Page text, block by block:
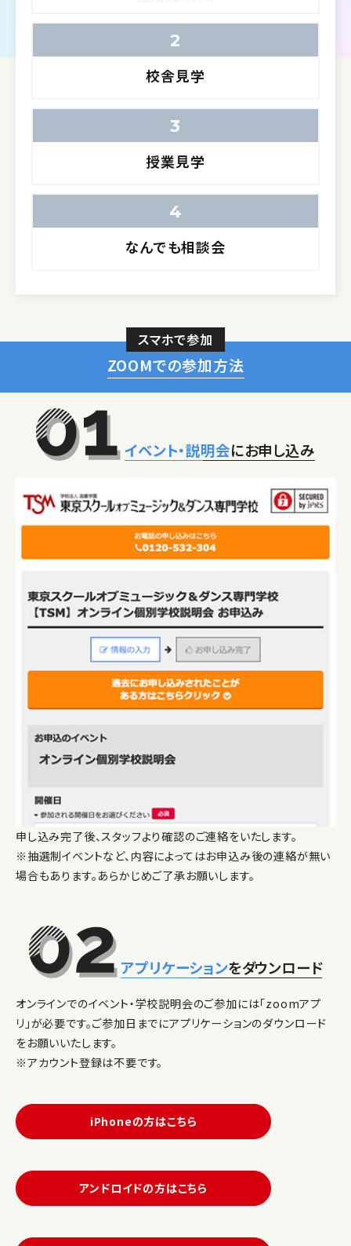
2
校舎見学
3
授業見学
4
なんでも相談会
スマホで参加
ZOOMでの参加方法
イベント・説明会にお申し込み
申し込み完了後、スタッフより確認のご連絡をいたします。
※抽選制イベントなど、内容によってはお申込み後の連絡が無い
場合もあります。あらかじめご了承お願いします。
アプリケーションをダウンロード
オンラインでのイベント・学校説明会のご参加には「zoomアプ
リ」が必要です。ご参加日までにアプリケーションのダウンロード
をお願いいたします。
※アカウント登録は不要です。
iPhoneの方はこちら
アンドロイドの方はこちら